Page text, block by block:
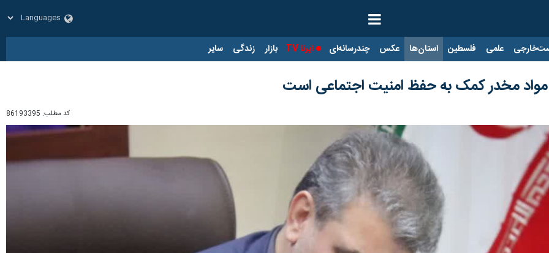
علمی فلسطین استان‌ها عکس چندرسانه‌ای ایرنا TV بازار زندگی سایر
مواد مخدر کمک به حفظ امنیت اجتماعی است
کد مطلب: 86193395